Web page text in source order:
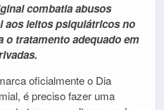
combatia abusos
aos leitos psiquiátricos no
tratamento adequado em
oficialmente o Dia
é preciso fazer uma